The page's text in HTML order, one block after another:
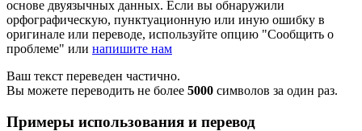
основе двуязычных данных. Если вы обнаружили
орфографическую, пунктуационную или иную ошибку в
оригинале или переводе, используйте опцию "Сообщить о
проблеме" или напишите нам
Ваш текст переведен частично.
Вы можете переводить не более 5000 символов за один раз.
Примеры использования и перевод